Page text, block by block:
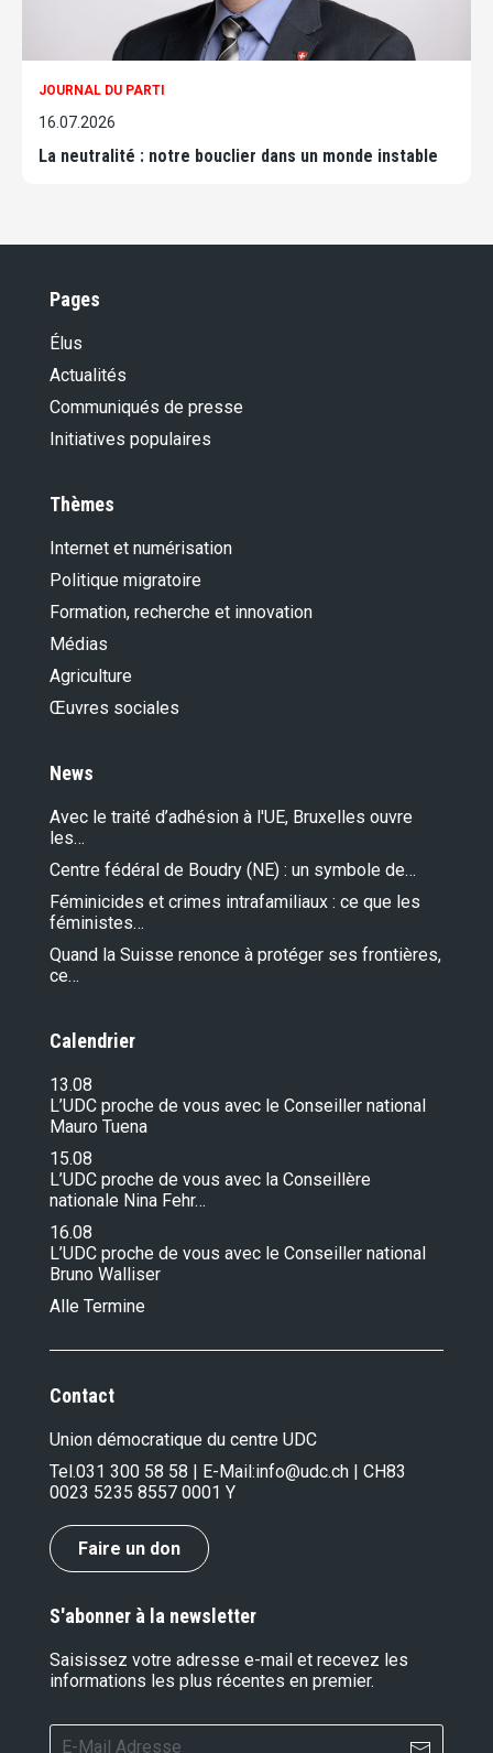
JOURNAL DU PARTI
16.07.2026
La neutralité : notre bouclier dans un monde instable
Pages
Élus
Actualités
Communiqués de presse
Initiatives populaires
Thèmes
Internet et numérisation
Politique migratoire
Formation, recherche et innovation
Médias
Agriculture
Œuvres sociales
News
Avec le traité d’adhésion à l'UE, Bruxelles ouvre
les…
Centre fédéral de Boudry (NE) : un symbole de…
Féminicides et crimes intrafamiliaux : ce que les
féministes…
Quand la Suisse renonce à protéger ses frontières,
ce…
Calendrier
13.08
L’UDC proche de vous avec le Conseiller national
Mauro Tuena
15.08
L’UDC proche de vous avec la Conseillère
nationale Nina Fehr…
16.08
L’UDC proche de vous avec le Conseiller national
Bruno Walliser
Alle Termine
Contact
Union démocratique du centre UDC
Tel.031 300 58 58 | E-Mail:info@udc.ch | CH83
0023 5235 8557 0001 Y
Faire un don
S'abonner à la newsletter
Saisissez votre adresse e-mail et recevez les
informations les plus récentes en premier.